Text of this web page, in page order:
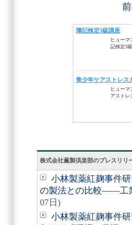
株式会社薫製倶楽部のプレスリリ
小林製薬紅麹事件
の製法との比較――工
07日)
小林製薬紅麹事件